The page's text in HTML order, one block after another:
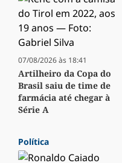
07/08/2026 às 18:41
Artilheiro da Copa do
Brasil saiu de time de
farmácia até chegar à
Série A
Política